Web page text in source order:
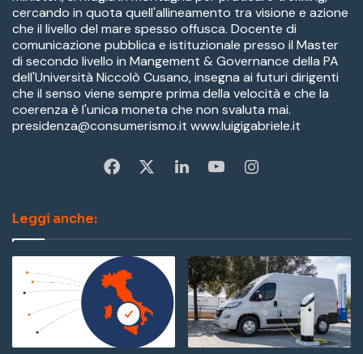
cercando in quota quell'allineamento tra visione e azione
che il livello del mare spesso offusca. Docente di
comunicazione pubblica e istituzionale presso il Master
di secondo livello in Mangement & Governance della PA
dell'Università Niccolò Cusano, insegna ai futuri dirigenti
che il senso viene sempre prima della velocità e che la
coerenza è l'unica moneta che non svaluta mai.
presidenza@consumerismo.it www.luigigabriele.it
ok
In
be
ra
m
Leggi anche: